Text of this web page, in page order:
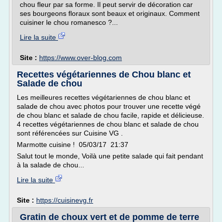
chou fleur par sa forme. Il peut servir de décoration car
ses bourgeons floraux sont beaux et originaux. Comment
cuisiner le chou romanesco ?...
Lire la suite
Site : https://www.over-blog.com
Recettes végétariennes de Chou blanc et
Salade de chou
Les meilleures recettes végétariennes de chou blanc et
salade de chou avec photos pour trouver une recette végé
de chou blanc et salade de chou facile, rapide et délicieuse.
4 recettes végétariennes de chou blanc et salade de chou
sont référencées sur Cuisine VG .
Marmotte cuisine ! 05/03/17 21:37
Salut tout le monde, Voilà une petite salade qui fait pendant
à la salade de chou...
Lire la suite
Site : https://cuisinevg.fr
Gratin de choux vert et de pomme de terre